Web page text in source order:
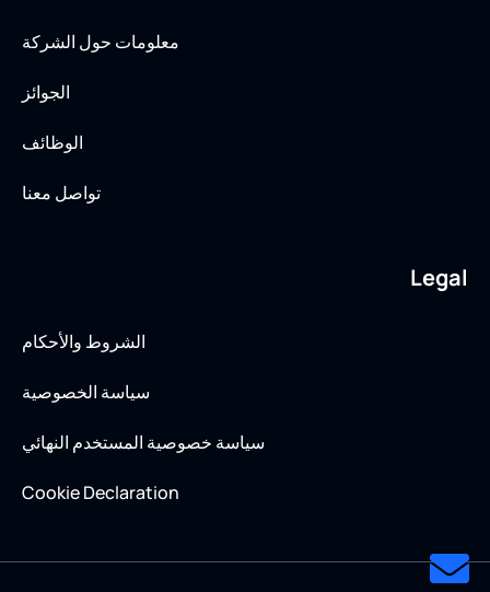
معلومات حول الشركة
الجوائز
الوظائف
تواصل معنا
Legal
الشروط والأحكام
سياسة الخصوصية
سياسة خصوصية المستخدم النهائي
Cookie Declaration